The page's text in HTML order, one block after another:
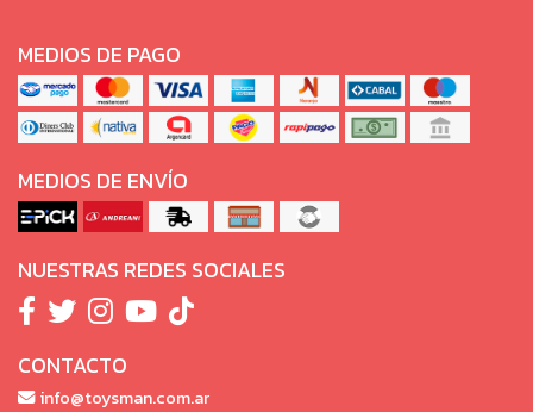
MEDIOS DE PAGO
MEDIOS DE ENVÍO
NUESTRAS REDES SOCIALES
CONTACTO
info@toysman.com.ar